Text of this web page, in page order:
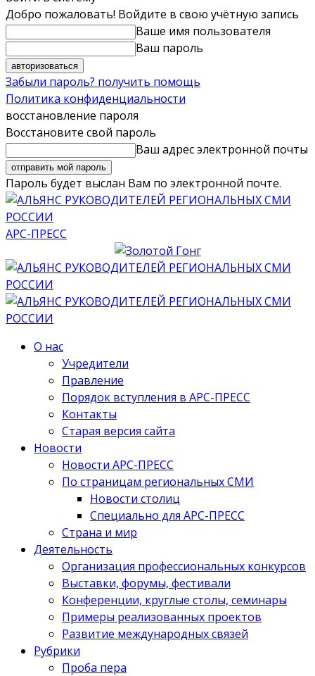
Добро пожаловать! Войдите в свою учётную запись
Ваше имя пользователя
Ваш пароль
Забыли пароль? получить помощь
Политика конфиденциальности
восстановление пароля
Восстановите свой пароль
Ваш адрес электронной почты
Пароль будет выслан Вам по электронной почте.
АРС-ПРЕСС
О нас
Учредители
Правление
Порядок вступления в АРС-ПРЕСС
Контакты
Старая версия сайта
Новости
Новости АРС-ПРЕСС
По страницам региональных СМИ
Новости столиц
Специально для АРС-ПРЕСС
Страна и мир
Деятельность
Организация профессиональных конкурсов
Выставки, форумы, фестивали
Конференции, круглые столы, семинары
Примеры реализованных проектов
Развитие международных связей
Рубрики
Проба пера